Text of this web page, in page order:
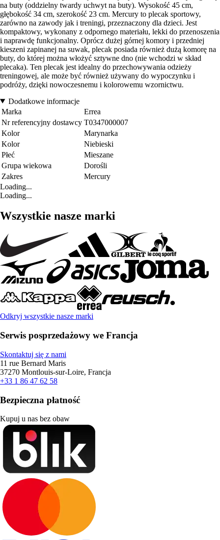
na buty (oddzielny twardy uchwyt na buty). Wysokość 45 cm,
głębokość 34 cm, szerokość 23 cm. Mercury to plecak sportowy,
zarówno na zawody jak i treningi, przeznaczony dla dzieci. Jest
kompaktowy, wykonany z odpornego materiału, lekki do przenoszenia
i naprawdę funkcjonalny. Oprócz dużej górnej komory i przedniej
kieszeni zapinanej na suwak, plecak posiada również dużą komorę na
buty, do której można włożyć sztywne dno (nie wchodzi w skład
plecaka). Ten plecak jest idealny do przechowywania odzieży
treningowej, ale może być również używany do wypoczynku i
podróży, dzięki nowoczesnemu i kolorowemu wzornictwu.
Dodatkowe informacje
Marka
Errea
Nr referencyjny dostawcy T0347000007
Kolor
Marynarka
Kolor
Niebieski
Płeć
Mieszane
Grupa wiekowa
Dorośli
Zakres
Mercury
Loading...
Loading...
Wszystkie nasze marki
Odkryj wszystkie nasze marki
Serwis posprzedażowy we Francja
Skontaktuj się z nami
11 rue Bernard Maris
37270 Montlouis-sur-Loire, Francja
+33 1 86 47 62 58
Bezpieczna płatność
Kupuj u nas bez obaw